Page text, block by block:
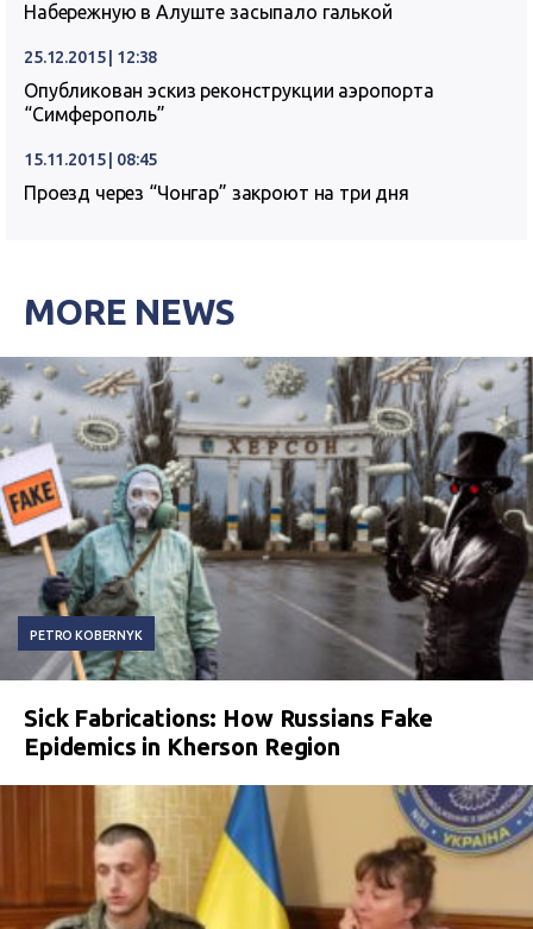
Набережную в Алуште засыпало галькой
25.12.2015 | 12:38
Опубликован эскиз реконструкции аэропорта
“Симферополь”
15.11.2015 | 08:45
Проезд через “Чонгар” закроют на три дня
MORE NEWS
PETRO KOBERNYK
Sick Fabrications: How Russians Fake
Epidemics in Kherson Region